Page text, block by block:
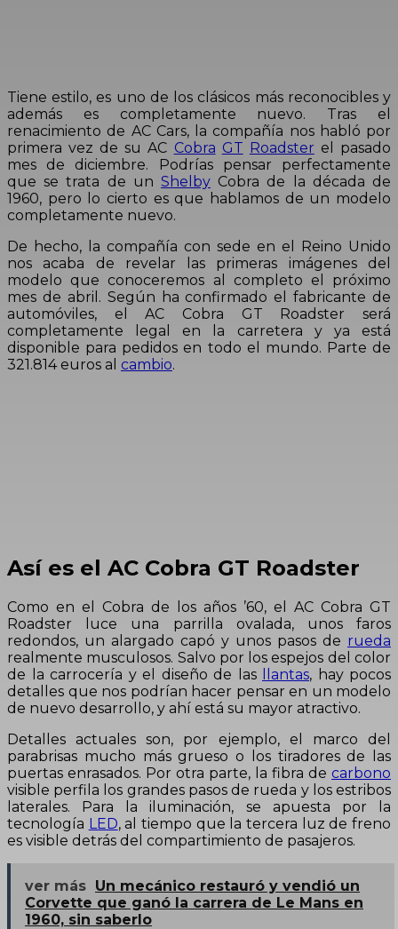
Tiene estilo, es uno de los clásicos más reconocibles y
además es completamente nuevo. Tras el
renacimiento de AC Cars, la compañía nos habló por
primera vez de su AC Cobra GT Roadster el pasado
mes de diciembre. Podrías pensar perfectamente
que se trata de un Shelby Cobra de la década de
1960, pero lo cierto es que hablamos de un modelo
completamente nuevo.
De hecho, la compañía con sede en el Reino Unido
nos acaba de revelar las primeras imágenes del
modelo que conoceremos al completo el próximo
mes de abril. Según ha confirmado el fabricante de
automóviles, el AC Cobra GT Roadster será
completamente legal en la carretera y ya está
disponible para pedidos en todo el mundo. Parte de
321.814 euros al cambio.
Así es el AC Cobra GT Roadster
Como en el Cobra de los años ’60, el AC Cobra GT
Roadster luce una parrilla ovalada, unos faros
redondos, un alargado capó y unos pasos de rueda
realmente musculosos. Salvo por los espejos del color
de la carrocería y el diseño de las
llantas, hay pocos
detalles que nos podrían hacer pensar en un modelo
de nuevo desarrollo, y ahí está su mayor atractivo.
Detalles actuales son, por ejemplo, el marco del
parabrisas mucho más grueso o los tiradores de las
puertas enrasados. Por otra parte, la fibra de carbono
visible perfila los grandes pasos de rueda y los estribos
laterales. Para la iluminación, se apuesta por la
tecnología LED, al tiempo que la tercera luz de freno
es visible detrás del compartimiento de pasajeros.
ver más Un mecánico restauró y vendió un
Corvette que ganó la carrera de Le Mans en
1960, sin saberlo